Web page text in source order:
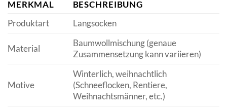
MERKMAL
BESCHREIBUNG
Produktart
Langsocken
Material
Baumwollmischung (genaue
Zusammensetzung kann variieren)
Motive
Winterlich, weihnachtlich
(Schneeflocken, Rentiere,
Weihnachtsmänner, etc.)